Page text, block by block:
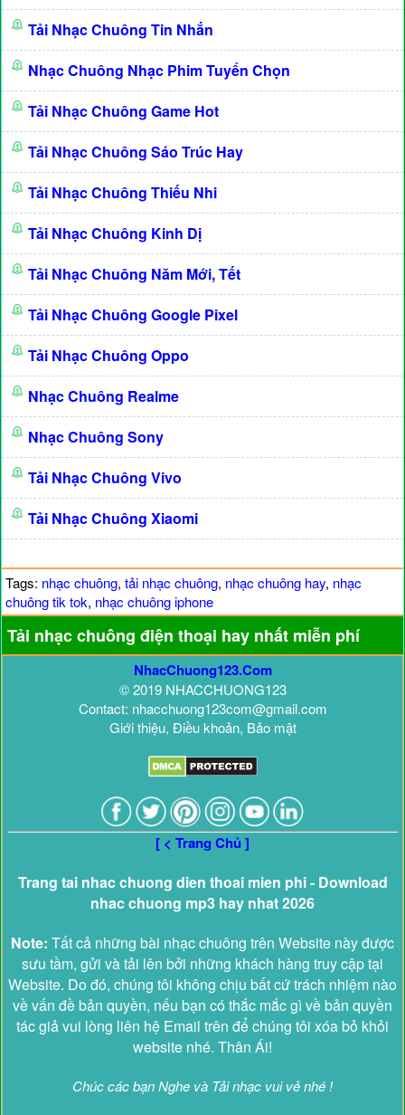
Tải Nhạc Chuông Tin Nhắn
Nhạc Chuông Nhạc Phim Tuyển Chọn
Tải Nhạc Chuông Game Hot
Tải Nhạc Chuông Sáo Trúc Hay
Tải Nhạc Chuông Thiếu Nhi
Tải Nhạc Chuông Kinh Dị
Tải Nhạc Chuông Năm Mới, Tết
Tải Nhạc Chuông Google Pixel
Tải Nhạc Chuông Oppo
Nhạc Chuông Realme
Nhạc Chuông Sony
Tải Nhạc Chuông Vivo
Tải Nhạc Chuông Xiaomi
Tags: nhạc chuông, tải nhạc chuông, nhạc chuông hay, nhạc
chuông tik tok, nhạc chuông iphone
Tải nhạc chuông điện thoại hay nhất miễn phí
NhacChuong123.Com
© 2019 NHACCHUONG123
Contact: nhacchuong123com@gmail.com
Giới thiệu, Điều khoản, Bảo mật
[ < Trang Chủ ]
Trang tai nhac chuong dien thoai mien phi - Download
nhac chuong mp3 hay nhat 2026
Note: Tất cả những bài nhạc chuông trên Website này được
sưu tầm, gửi và tải lên bởi những khách hàng truy cập tại
Website. Do đó, chúng tôi không chịu bất cứ trách nhiệm nào
về vấn đề bản quyền, nếu bạn có thắc mắc gì về bản quyền
tác giả vui lòng liên hệ Email trên để chúng tôi xóa bỏ khỏi
website nhé. Thân Ái!
Chúc các bạn Nghe và Tải nhạc vui vẻ nhé !